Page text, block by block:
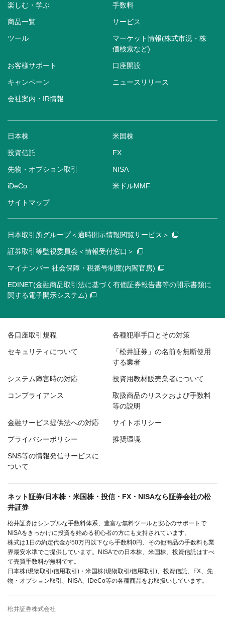
楽しむ・学ぶ 手数料
商品一覧 サービス
ツール
マーケット情報(株式市況・株
価検索など)
お客様サポート 口座開設
キャンペーン ニュースリリース
会社案内・IR情報
日本株 米国株
投資信託 FX
先物・オプション取引 NISA
iDeCo 米ドルMMF
サイトマップ
日本取引所グループ＜適時開示情報閲覧サービス＞
証券取引等監視委員会＜情報受付窓口＞
マイナンバー 社会保障・税番号制度(内閣官房)
EDINET(金融商品取引法に基づく有価証券報告書等の開示書類に
関する電子開示システム)
各口座取引規程 各種犯罪手口とその対策
セキュリティについて
「松井証券」の名前を無断使用
する業者
システム障害時の対応 投資用教材販売業者について
コンプライアンス
取扱商品のリスクおよび手数料
等の説明
金融サービス提供法への対応 サイトポリシー
プライバシーポリシー 推奨環境
SNS等の情報発信サービスに
ついて
ネット証券/日本株・米国株・投信・FX・NISAなら証券会社の松
井証券
松井証券はシンプルな手数料体系、豊富な無料ツールと安心のサポートで
NISAをきっかけに投資を始める初心者の方にも支持されています。
株式は1日の約定代金が50万円以下なら手数料0円、その他商品の手数料も業
界最安水準でご提供しています。NISAでの日本株、米国株、投資信託はすべ
て売買手数料が無料です。
日本株(現物取引/信用取引)・米国株(現物取引/信用取引)、投資信託、FX、先
物・オプション取引、NISA、iDeCo等の各種商品をお取扱いしています。
松井証券株式会社